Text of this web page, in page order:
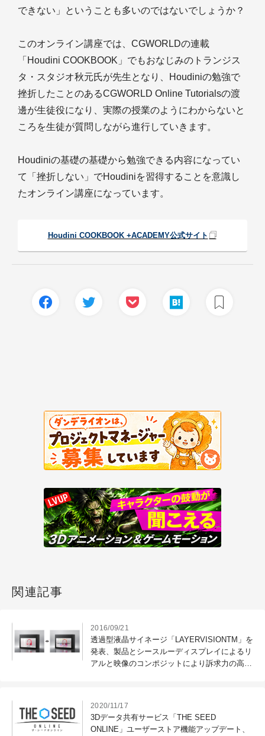
できない」ということも多いのではないでしょうか？
このオンライン講座では、CGWORLDの連載
「Houdini COOKBOOK」でもおなじみのトランジス
タ・スタジオ秋元氏が先生となり、Houdiniの勉強で
挫折したことのあるCGWORLD Online Tutorialsの渡
邊が生徒役になり、実際の授業のようにわからないと
ころを生徒が質問しながら進行していきます。
Houdiniの基礎の基礎から勉強できる内容になってい
て「挫折しない」でHoudiniを習得することを意識し
たオンライン講座になっています。
Houdini COOKBOOK +ACADEMY公式サイト
関連記事
2016/09/21
透過型液晶サイネージ「LAYERVISIONTM」を
発表、製品とシースルーディスプレイによるリ
アルと映像のコンポジットにより訴求力の高い
2020/11/17
3Dデータ共有サービス「THE SEED
ONLINE」ユーザーストア機能アップデート、